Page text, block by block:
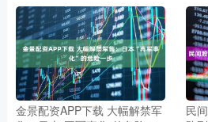
金景配资APP下载 大幅解禁军
民